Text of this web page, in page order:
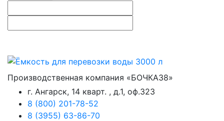
Производственная компания «БОЧКА38»
г. Ангарск, 14 кварт. , д.1, оф.323
8 (800) 201-78-52
8 (3955) 63-86-70